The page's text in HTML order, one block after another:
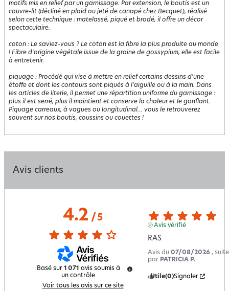
motifs mis en relief par un garnissage. Par extension, le boutis est un
couvre-lit (décliné en plaid ou jeté de canapé chez Becquet), réalisé
selon cette technique : matelassé, piqué et brodé, il offre un décor
spectaculaire.
coton : Le saviez-vous ? Le coton est la fibre la plus produite au monde
! Fibre d'origine végétale issue de la graine de gossypium, elle est facile
à entretenir.
piquage : Procédé qui vise à mettre en relief certains dessins d'une
étoffe et dont les contours sont piqués à l'aiguille ou à la main. Dans
les articles de literie, il permet une répartition uniforme du garnissage :
plus il est serré, plus il maintient et conserve la chaleur et le gonflant.
Piquage carreaux, à vagues ou longitudinal… vous le retrouverez
souvent sur nos boutis, coussins ou couettes !
Avis clients
4.2/ 5
Basé sur 1 071 avis soumis à
un contrôle
Voir tous les avis sur ce site
Avis vérifié
RAS
Avis du 07/08/2026 ,
par PATRICIA P.
Utile(0)Signaler